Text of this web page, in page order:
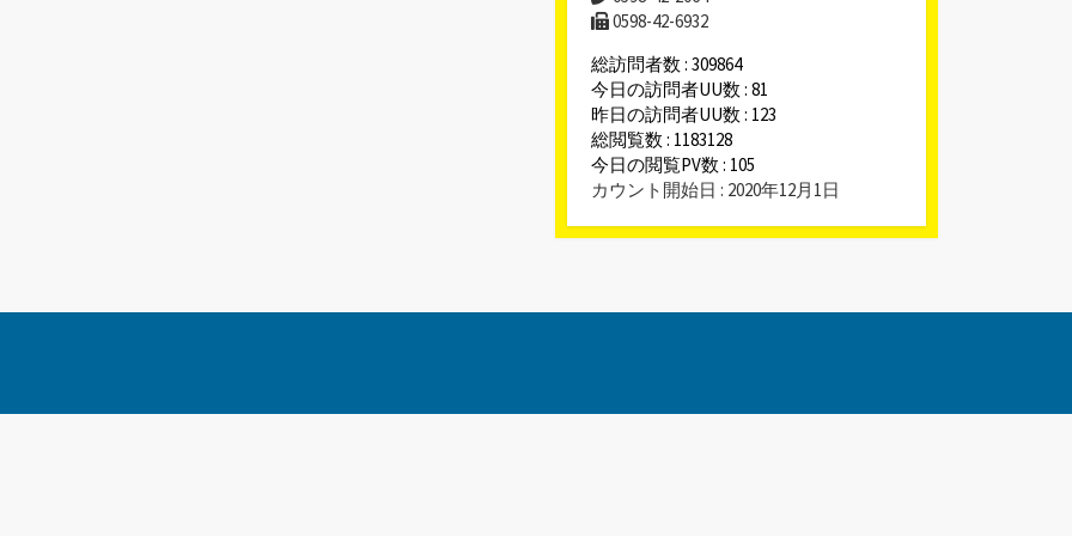
0598-42-6932
総訪問者数 : 309864
今日の訪問者UU数 : 81
昨日の訪問者UU数 : 123
総閲覧数 : 1183128
今日の閲覧PV数 : 105
カウント開始日 : 2020年12月1日